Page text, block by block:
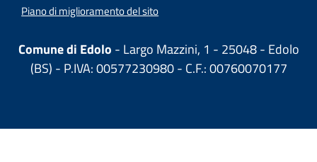
Piano di miglioramento del sito
Comune di Edolo - Largo Mazzini, 1 - 25048 - Edolo
(BS) - P.IVA: 00577230980 - C.F.: 00760070177